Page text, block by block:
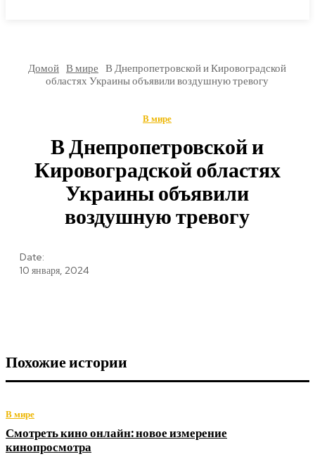
Домой В мире
В Днепропетровской и Кировоградской
областях Украины объявили воздушную тревогу
В мире
В Днепропетровской и
Кировоградской областях
Украины объявили
воздушную тревогу
Date:
10 января, 2024
Похожие истории
В мире
Смотреть кино онлайн: новое измерение
кинопросмотра